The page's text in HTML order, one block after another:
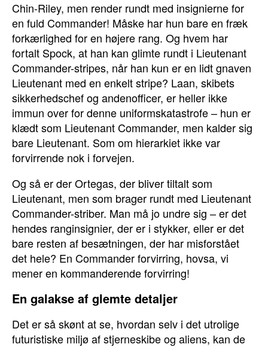
Chin-Riley, men render rundt med insignierne for
en fuld Commander! Måske har hun bare en fræk
forkærlighed for en højere rang. Og hvem har
fortalt Spock, at han kan glimte rundt i Lieutenant
Commander-stripes, når han kun er en lidt gnaven
Lieutenant med en enkelt stripe? Laan, skibets
sikkerhedschef og andenofficer, er heller ikke
immun over for denne uniformskatastrofe – hun er
klædt som Lieutenant Commander, men kalder sig
bare Lieutenant. Som om hierarkiet ikke var
forvirrende nok i forvejen.
Og så er der Ortegas, der bliver tiltalt som
Lieutenant, men som brager rundt med Lieutenant
Commander-striber. Man må jo undre sig – er det
hendes ranginsignier, der er i stykker, eller er det
bare resten af besætningen, der har misforstået
det hele? En Commander forvirring, hovsa, vi
mener en kommanderende forvirring!
En galakse af glemte detaljer
Det er så skønt at se, hvordan selv i det utrolige
futuristiske miljø af stjerneskibe og aliens, kan de